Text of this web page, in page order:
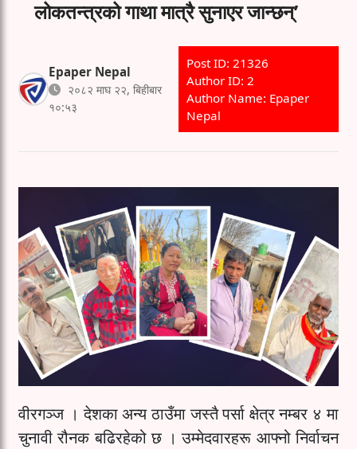
लोकतन्त्रको गाथा मात्रै सुनाएर जान्छन्’
Epaper Nepal
२०८२ माघ २२, बिहीबार
१०:५३
Post ID: 21326
Author ID: 2
Author Name: Epaper
Nepal
वीरगञ्ज । देशका अन्य ठाउँमा जस्तै पर्सा क्षेत्र नम्बर ४ मा
चुनावी रौनक बढिरहेको छ । उम्मेदवारहरू आफ्नो निर्वाचन